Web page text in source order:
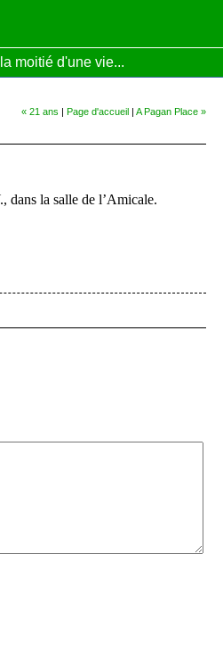
moitié d'une vie...
« 21 ans | Page d'accueil| A Pagan Place »
dans la salle de l’Amicale.